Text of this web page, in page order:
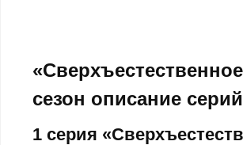
сезон описание серий
1 серия